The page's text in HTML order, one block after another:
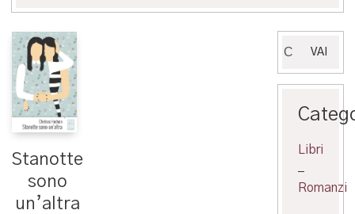
Stanotte
sono
un’altra
VAI
Libri
Romanzi